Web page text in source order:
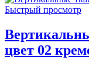
Быстрый просмотр
цвет 02